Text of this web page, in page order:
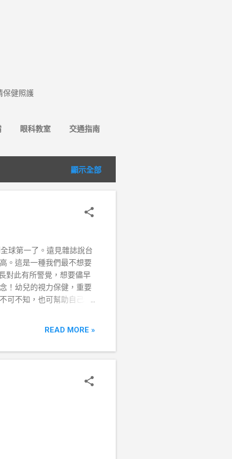
保健照護
眼科教室 交通指南
顯示全部
第一了。遠見雜誌說台
。這是一種我們最不想要
此有所警覺，想要儘早
！幼兒的視力保健，重要
可不知，也可幫助自己的
READ MORE »